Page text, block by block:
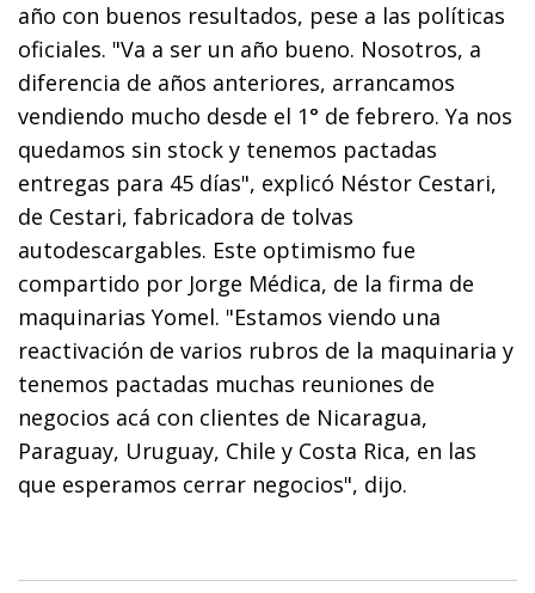
año con buenos resultados, pese a las políticas
oficiales. "Va a ser un año bueno. Nosotros, a
diferencia de años anteriores, arrancamos
vendiendo mucho desde el 1° de febrero. Ya nos
quedamos sin stock y tenemos pactadas
entregas para 45 días", explicó Néstor Cestari,
de Cestari, fabricadora de tolvas
autodescargables. Este optimismo fue
compartido por Jorge Médica, de la firma de
maquinarias Yomel. "Estamos viendo una
reactivación de varios rubros de la maquinaria y
tenemos pactadas muchas reuniones de
negocios acá con clientes de Nicaragua,
Paraguay, Uruguay, Chile y Costa Rica, en las
que esperamos cerrar negocios", dijo.